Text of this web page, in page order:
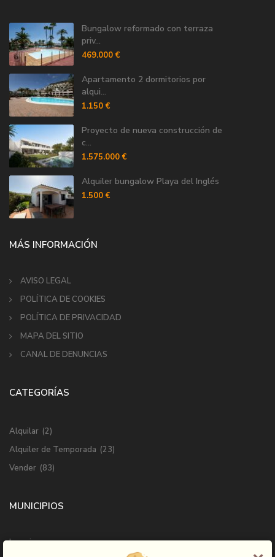
Bungalow reformado con terraza
priv...
469.000 €
Apartamento 2 dormitorios por
alqui...
1.150 €
Proyecto de nueva construcción de
c...
1.575.000 €
Alquiler bungalow Playa del Inglés
1.500 €
MÁS INFORMACIÓN
AVISO LEGAL
POLÍTICA DE COOKIES
POLÍTICA DE PRIVACIDAD
MAPA DEL SITIO
CANAL DE DENUNCIAS
CATEGORÍAS
Alquilar (2)
Alquiler de Temporada (23)
Vender (83)
MUNICIPIOS
Ingenio